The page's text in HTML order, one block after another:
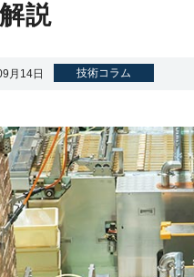
自動機 OEM
説
月14日 技術コラム